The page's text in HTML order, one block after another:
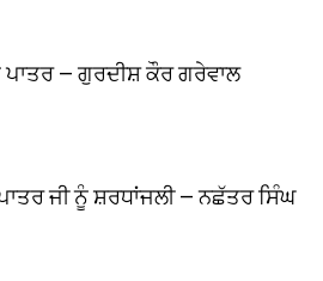
— ਗੁਰਦੀਸ਼ ਕੌਰ ਗਰੇਵਾਲ
ਜੀ ਨੂੰ ਸ਼ਰਧਾਂਜਲੀ — ਨਛੱਤਰ ਸਿੰਘ